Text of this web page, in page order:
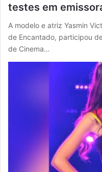
testes em
A modelo e atriz Yasmin
de Encantado, participou
de Cinema…